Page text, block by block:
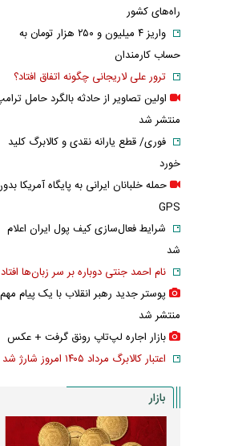
اگر ارز ترجیحی را حذف نمی‌کردیم، قطعاً قحطی
جدید صابر ابر در فضای مجازی پربازدید شد
راه‌های کشور
واریز ۴ میلیون و ۲۵۰ هزار تومان به
حساب کارمندان
ترور علی لاریجانی چگونه اتفاق افتاد؟
اولین تصاویر از حادثه بالگرد حامل
منتشر شد
فوری/ قطع یارانه نقدی و کالابرگ کلید
خورد
حمله خلبانان ایرانی به پایگاه آمریکا
GPS
شرایط فعال‌سازی کیف پول ایران اعلام
شد
نام احمد جنتی دوباره بر سر زبان‌ها افتاد
پوستر جدید رهبر انقلاب با یک پیام مهم
منتشر شد
بازار اجاره لپ‌تاپ رونق گرفت + عکس
اعتبار کالابرگ مرداد ۱۴۰۵ امروز شارژ شد
بازار